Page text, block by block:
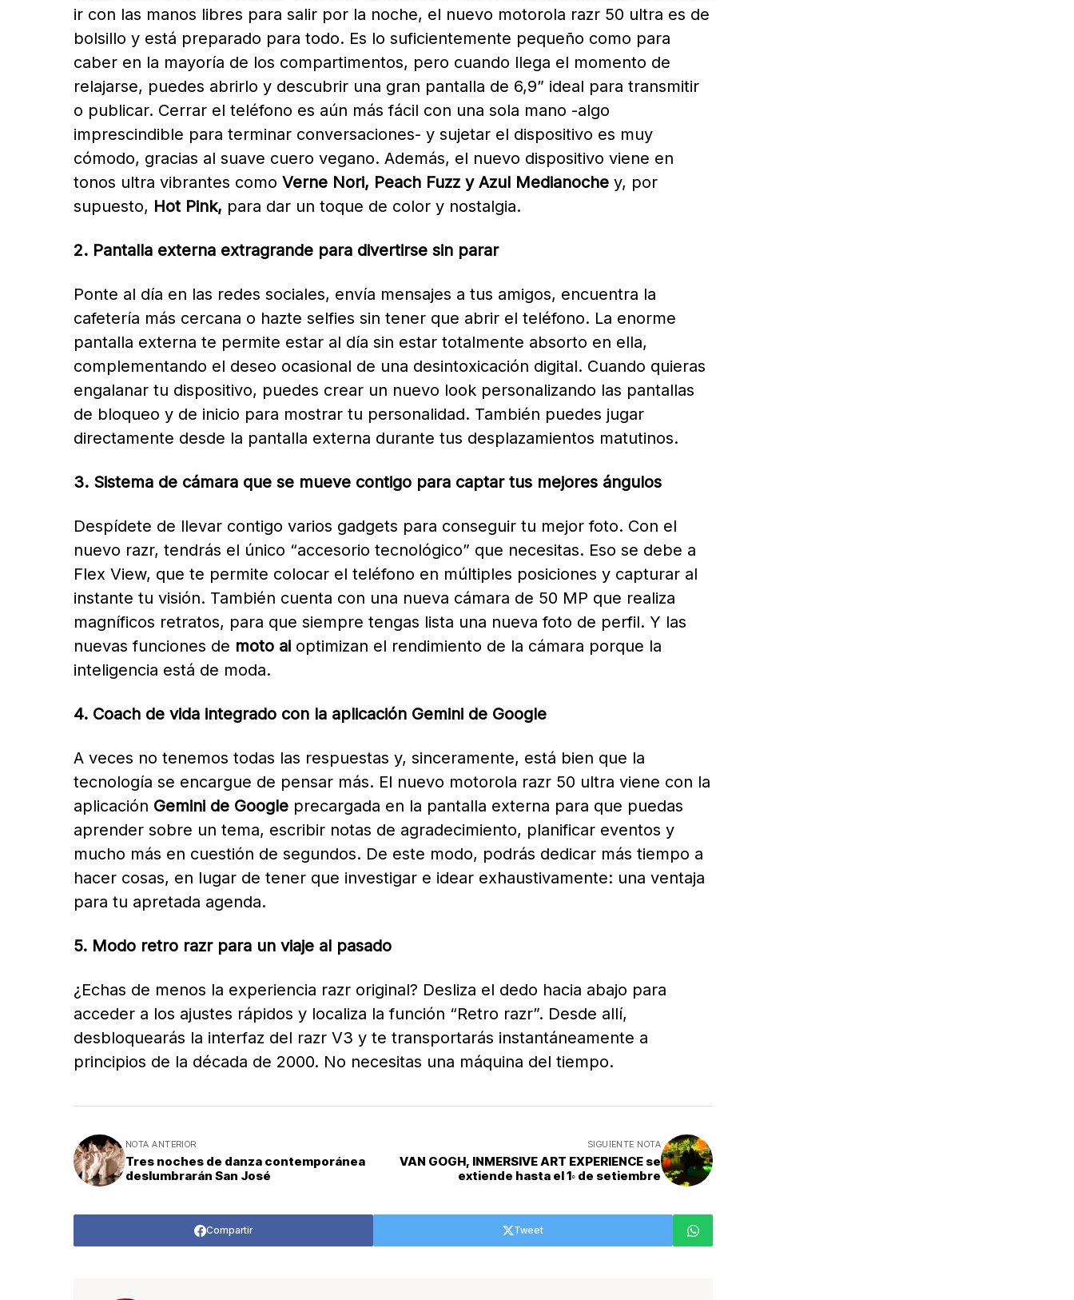
ir con las manos libres para salir por la noche, el nuevo motorola razr 50 ultra es de
bolsillo y está preparado para todo. Es lo suficientemente pequeño como para
caber en la mayoría de los compartimentos, pero cuando llega el momento de
relajarse, puedes abrirlo y descubrir una gran pantalla de 6,9” ideal para transmitir
o publicar. Cerrar el teléfono es aún más fácil con una sola mano -algo
imprescindible para terminar conversaciones- y sujetar el dispositivo es muy
cómodo, gracias al suave cuero vegano. Además, el nuevo dispositivo viene en
tonos ultra vibrantes como Verne Nori, Peach Fuzz y Azul Medianoche y, por
supuesto, Hot Pink, para dar un toque de color y nostalgia.
2. Pantalla externa extragrande para divertirse sin parar
Ponte al día en las redes sociales, envía mensajes a tus amigos, encuentra la
cafetería más cercana o hazte selfies sin tener que abrir el teléfono. La enorme
pantalla externa te permite estar al día sin estar totalmente absorto en ella,
complementando el deseo ocasional de una desintoxicación digital. Cuando quieras
engalanar tu dispositivo, puedes crear un nuevo look personalizando las pantallas
de bloqueo y de inicio para mostrar tu personalidad. También puedes jugar
directamente desde la pantalla externa durante tus desplazamientos matutinos.
3. Sistema de cámara que se mueve contigo para captar tus mejores ángulos
Despídete de llevar contigo varios gadgets para conseguir tu mejor foto. Con el
nuevo razr, tendrás el único “accesorio tecnológico” que necesitas. Eso se debe a
Flex View, que te permite colocar el teléfono en múltiples posiciones y capturar al
instante tu visión. También cuenta con una nueva cámara de 50 MP que realiza
magníficos retratos, para que siempre tengas lista una nueva foto de perfil. Y las
nuevas funciones de moto ai optimizan el rendimiento de la cámara porque la
inteligencia está de moda.
4. Coach de vida integrado con la aplicación Gemini de Google
A veces no tenemos todas las respuestas y, sinceramente, está bien que la
tecnología se encargue de pensar más. El nuevo motorola razr 50 ultra viene con la
aplicación Gemini de Google precargada en la pantalla externa para que puedas
aprender sobre un tema, escribir notas de agradecimiento, planificar eventos y
mucho más en cuestión de segundos. De este modo, podrás dedicar más tiempo a
hacer cosas, en lugar de tener que investigar e idear exhaustivamente: una ventaja
para tu apretada agenda.
5. Modo retro razr para un viaje al pasado
¿Echas de menos la experiencia razr original? Desliza el dedo hacia abajo para
acceder a los ajustes rápidos y localiza la función “Retro razr”. Desde allí,
desbloquearás la interfaz del razr V3 y te transportarás instantáneamente a
principios de la década de 2000. No necesitas una máquina del tiempo.
NOTA ANTERIOR
Tres noches de danza contemporánea
deslumbrarán San José
SIGUIENTE NOTA
VAN GOGH, INMERSIVE ART EXPERIENCE se
extiende hasta el 1◦ de setiembre
Compartir Tweet